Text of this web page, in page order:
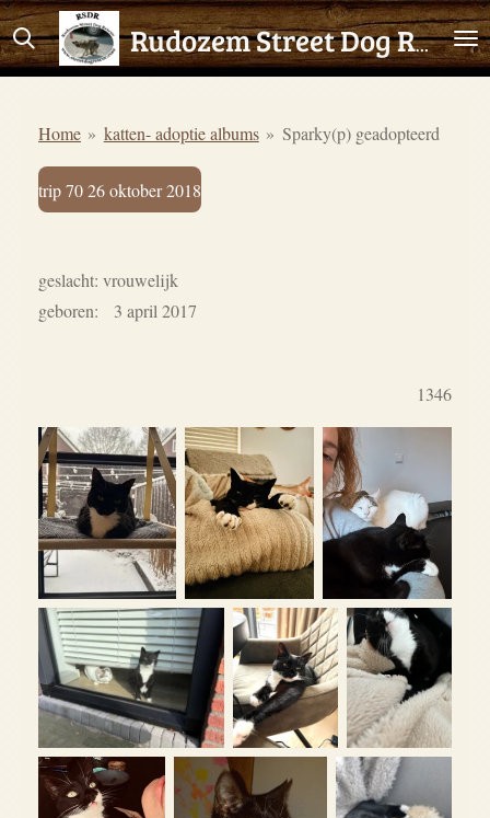
Ga
direct
hoofdinhoud
Rudozem Street Dog Rescue
Home » katten- adoptie albums » Sparky(p) geadopteerd
trip 70 26 oktober 2018
geslacht: vrouwelijk
geboren: 3 april 2017
1346